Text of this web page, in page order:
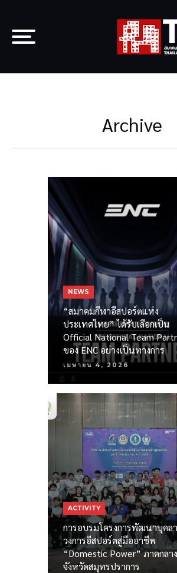
Archive
NEWS
“สมาคมกีฬาอีสปอร์ตแห่ง
ประเทศไทย” ได้รับเลือกเป็น
Official National Team
ของ ENC อย่างเป็นทางการ
เมษายน 4, 2026
ACTIVITY
การอบรมโครงการพัฒนาบุคล
วงการอีสปอร์ตสู่มืออาชีพ
“Domestic Power” ภาคกลาง
จังหวัดสมุทรปราการ